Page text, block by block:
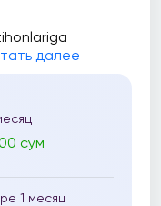
далее
сум
1 месяц